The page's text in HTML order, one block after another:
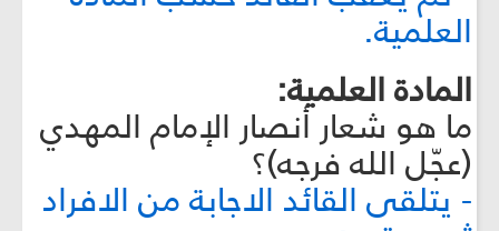
العلمية.
المادة العلمية:
ما هو شعار أنصار الإمام المهدي
(عجّل الله فرجه)؟
- يتلقى القائد الاجابة من الافراد